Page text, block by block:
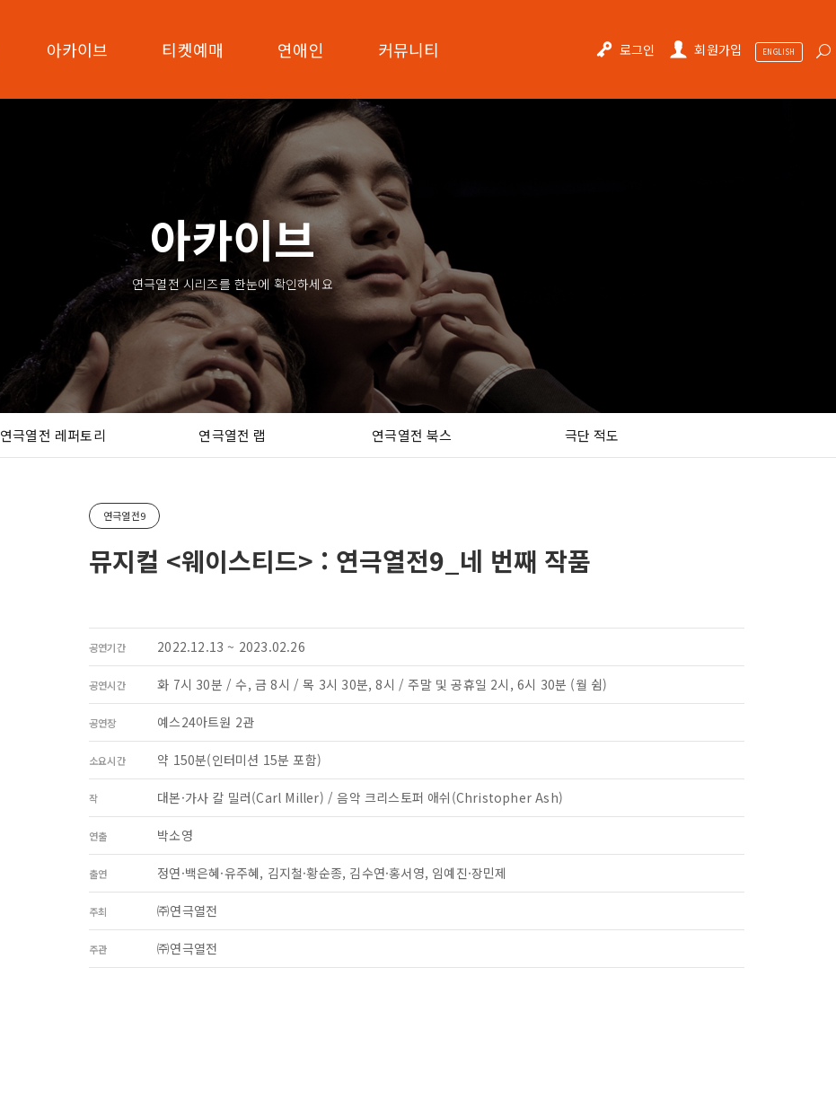
아카이브 티켓예매 연애인 커뮤니티 로그인 회원가입 ENGLISH
아카이브
연극열전 시리즈를 한눈에 확인하세요
연극열전 레퍼토리 연극열전 랩 연극열전 북스 극단 적도
연극열전9
뮤지컬 <웨이스티드> : 연극열전9_네 번째 작품
공연기간 2022.12.13 ~ 2023.02.26
공연시간 화 7시 30분 / 수, 금 8시 / 목 3시 30분, 8시 / 주말 및 공휴일 2시, 6시 30분 (월 쉼)
공연장 예스24아트원 2관
소요시간 약 150분(인터미션 15분 포함)
작 대본·가사 칼 밀러(Carl Miller) / 음악 크리스토퍼 애쉬(Christopher Ash)
연출 박소영
출연 정연·백은혜·유주혜, 김지철·황순종, 김수연·홍서영, 임예진·장민제
주최 ㈜연극열전
주관 ㈜연극열전